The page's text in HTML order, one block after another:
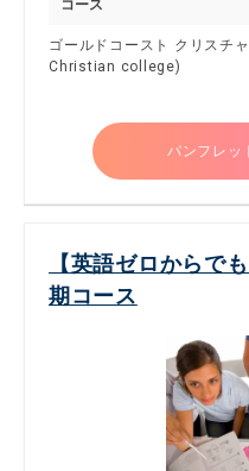
コース
ゴールドコースト クリスチ
Christian college)
パンフレッ
【英語ゼロからで
期コース